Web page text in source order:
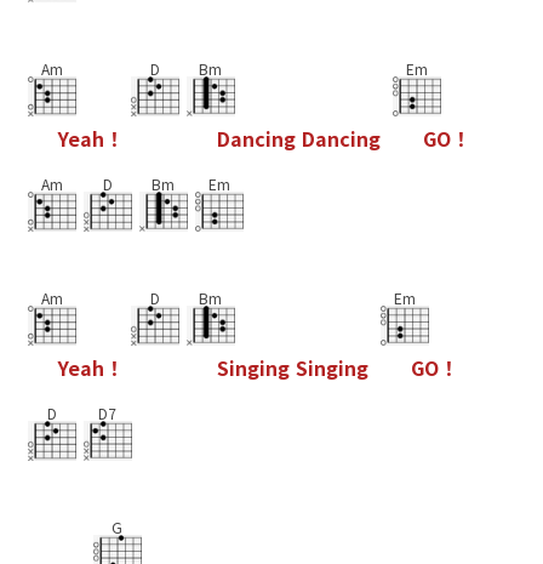
Am
Yeah ！
D Bm
Dancing Dancing
Em
GO ！
Am D Bm Em
Am
Yeah ！
D Bm
Singing Singing
Em
GO ！
D D7
G